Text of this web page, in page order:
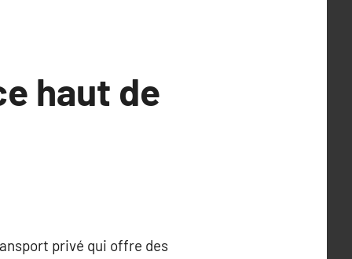
haut de
privé qui offre des